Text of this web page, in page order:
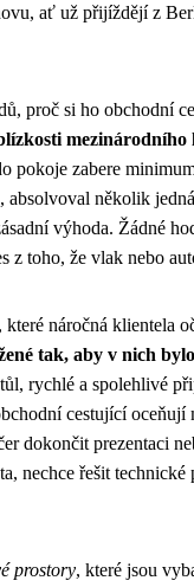
ať už přijíždějí z
proč si ho obchodní
mezinárodního
pokoje zabere
několik
výhoda. Žádné
z toho, že vlak nebo
které náročná klientela
tak, aby v nich
rychlé a spolehlivé
cestující oceňují
dokončit prezentaci
nechce řešit technické
prostory, které jsou